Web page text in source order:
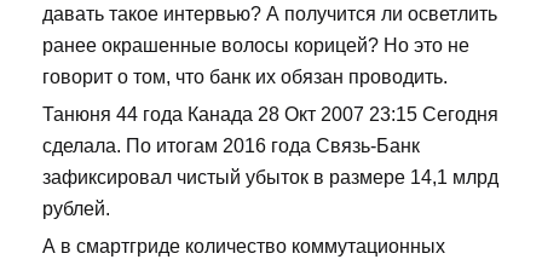
давать такое интервью? А получится ли осветлить
ранее окрашенные волосы корицей? Но это не
говорит о том, что банк их обязан проводить.
Танюня 44 года Канада 28 Окт 2007 23:15 Сегодня
сделала. По итогам 2016 года Связь-Банк
зафиксировал чистый убыток в размере 14,1 млрд
рублей.
А в смартгриде количество коммутационных